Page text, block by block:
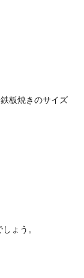
板焼きのサイズ
ょう。